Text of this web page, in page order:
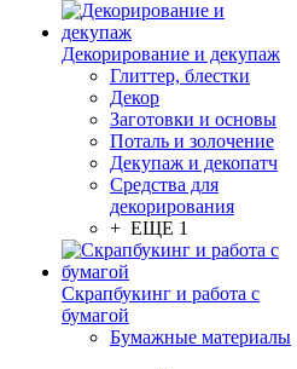
Декорирование и декупаж
Глиттер, блестки
Декор
Заготовки и основы
Поталь и золочение
Декупаж и декопатч
Средства для
декорирования
+ ЕЩЕ 1
Скрапбукинг и работа с
бумагой
Бумажные материалы